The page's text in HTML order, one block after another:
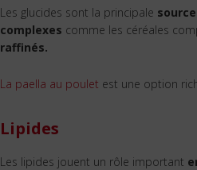
Les glucides sont la principale
complexes comme les céréales
raffinés.
La paella au poulet est une option
Lipides
Les lipides jouent un rôle important